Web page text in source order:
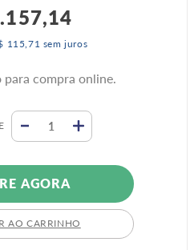
.157,14
115 ,71 sem juros
para compra online.
AGORA
AO CARRINHO